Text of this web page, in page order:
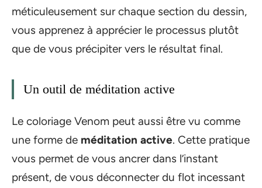
méticuleusement sur chaque section du dessin,
vous apprenez à apprécier le processus plutôt
que de vous précipiter vers le résultat final.
Un outil de méditation active
Le coloriage Venom peut aussi être vu comme
une forme de méditation active. Cette pratique
vous permet de vous ancrer dans l’instant
présent, de vous déconnecter du flot incessant